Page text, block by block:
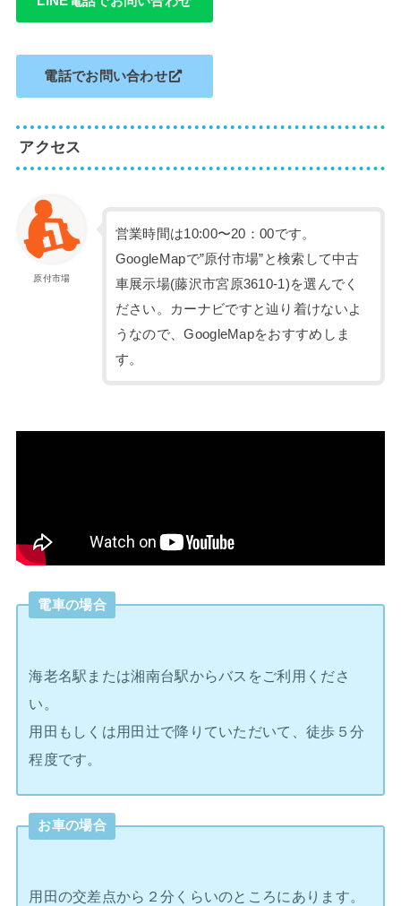
電話でお問い合わせ
アクセス
原付市場
営業時間は10:00〜20：00です。
GoogleMapで”原付市場”と検索して中古
車展示場(藤沢市宮原3610-1)を選んでく
ださい。カーナビですと辿り着けないよ
うなので、GoogleMapをおすすめしま
す。
電車の場合
海老名駅または湘南台駅からバスをご利用くださ
い。
用田もしくは用田辻で降りていただいて、徒歩５分
程度です。
お車の場合
用田の交差点から２分くらいのところにあります。